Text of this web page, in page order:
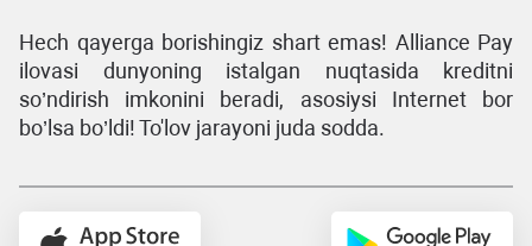
Hech qayerga borishingiz shart emas! Alliance Pay
ilovasi dunyoning istalgan nuqtasida kreditni
so’ndirish imkonini beradi, asosiysi Internet bor
bo’lsa bo’ldi! To'lov jarayoni juda sodda.